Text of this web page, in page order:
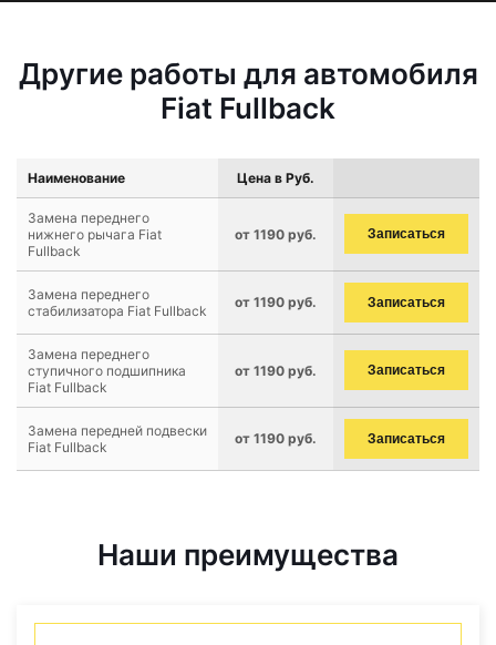
Другие работы для автомобиля
Fiat Fullback
Наименование Цена в Руб.
Замена переднего
нижнего рычага Fiat
Fullback
от 1190 руб. Записаться
Замена переднего
стабилизатора Fiat Fullback
от 1190 руб. Записаться
Замена переднего
ступичного подшипника
Fiat Fullback
от 1190 руб. Записаться
Замена передней подвески
Fiat Fullback
от 1190 руб. Записаться
Наши преимущества